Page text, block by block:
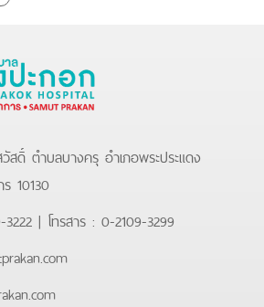
ดิ์ ตำบลบางครุ อำเภอพระประแดง
10130
| โทรสาร : 0-2109-3299